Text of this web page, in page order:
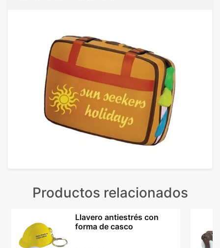
Productos relacionados
Llavero antiestrés con
forma de casco